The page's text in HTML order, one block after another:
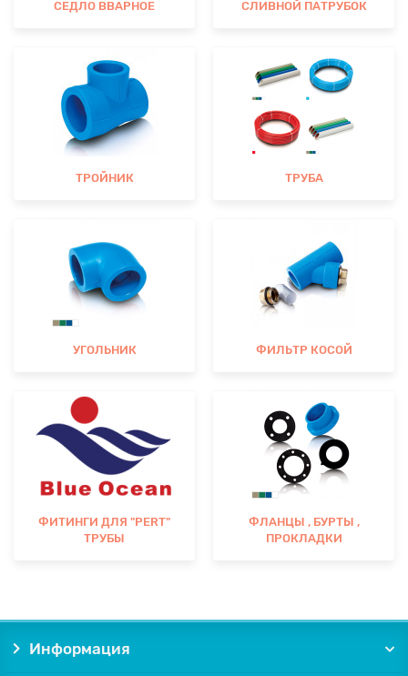
СЕДЛО ВВАРНОЕ СЛИВНОЙ ПАТРУБОК
ТРОЙНИК ТРУБА
УГОЛЬНИК ФИЛЬТР КОСОЙ
ФИТИНГИ ДЛЯ "PERT"
ТРУБЫ
ФЛАНЦЫ , БУРТЫ ,
ПРОКЛАДКИ
Информация